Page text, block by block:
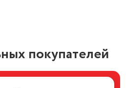
покупателей